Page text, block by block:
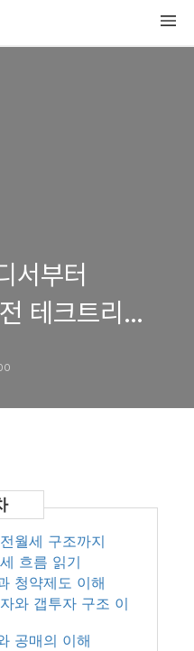
서부터
테크트리
월세 구조까지
흐름 읽기
청약제도 이해
와 갭투자 구조 이
공매의 이해